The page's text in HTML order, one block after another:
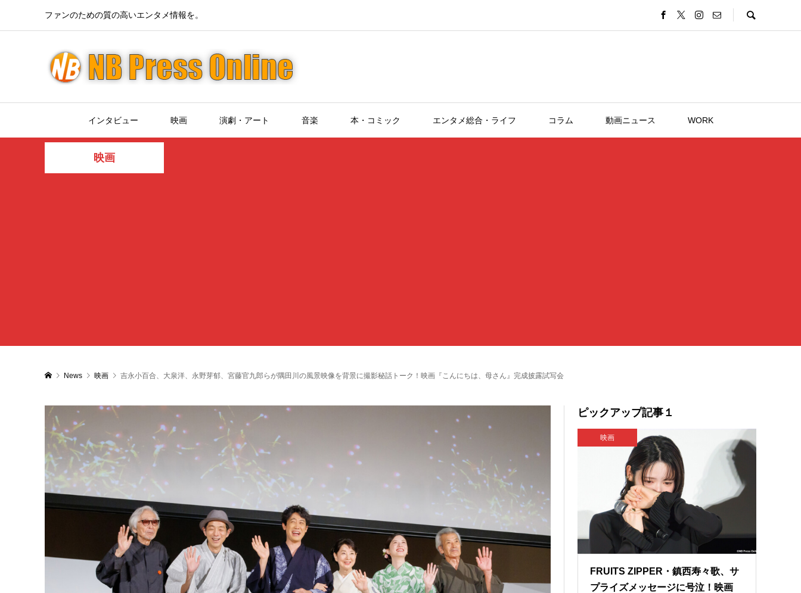
ファンのための質の高いエンタメ情報を。
インタビュー 映画 演劇・アート 音楽 本・コミック エンタメ総合・ライフ コラム 動画ニュース WORK
映画
News 映画 吉永小百合、大泉洋、永野芽郁、宮藤官九郎らが隅田川の風景映像を背景に撮影秘話トーク！映画『こんにちは、母さん』完成披露試写会
ピックアップ記事１
映画
FRUITS ZIPPER・鎮西寿々歌、サ
プライズメッセージに号泣！映画